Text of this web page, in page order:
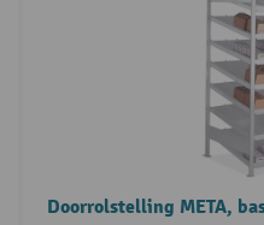
Doorrolstelling META,